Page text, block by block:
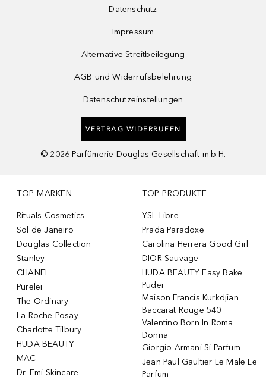
Datenschutz
Impressum
Alternative Streitbeilegung
AGB und Widerrufsbelehrung
Datenschutzeinstellungen
VERTRAG WIDERRUFEN
© 2026 Parfümerie Douglas Gesellschaft m.b.H.
TOP MARKEN
Rituals Cosmetics
Sol de Janeiro
Douglas Collection
Stanley
CHANEL
Purelei
The Ordinary
La Roche-Posay
Charlotte Tilbury
HUDA BEAUTY
MAC
Dr. Emi Skincare
TOP PRODUKTE
YSL Libre
Prada Paradoxe
Carolina Herrera Good Girl
DIOR Sauvage
HUDA BEAUTY Easy Bake
Puder
Maison Francis Kurkdjian
Baccarat Rouge 540
Valentino Born In Roma
Donna
Giorgio Armani Si Parfum
Jean Paul Gaultier Le Male Le
Parfum